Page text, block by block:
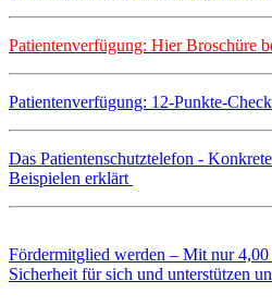
Patientenverfügung: Hier Broschüre
Patientenverfügung: 12-Punkte-Check
Das Patientenschutztelefon -
Beispielen erklärt
Fördermitglied werden – Mit nur
Sicherheit für sich und unterstützen